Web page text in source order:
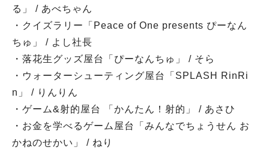
る」 / あべちゃん
・クイズラリー「Peace of One presents ぴーなん
ちゅ」 / よし社長
・落花生グッズ屋台「ぴーなんちゅ」 / そら
・ウォーターシューティング屋台「SPLASH RinRi
n」 / りんりん
・ゲーム&射的屋台 「かんたん！射的」 / あさひ
・お金を学べるゲーム屋台「みんなでちょうせん お
かねのせかい」 / ねり